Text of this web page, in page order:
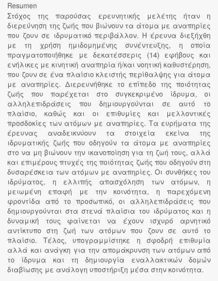
Resumen
Στόχος της παρούσας ερευνητικής μελέτης ήταν η
διερεύνηση της ζωής που βιώνουν τα άτομα με αναπηρίες
που ζουν σε ιδρυματικό περιβάλλον. Η έρευνα διεξήχθη
με τη χρήση ημιδομημένης συνέντευξης, η οποία
πραγματοποιήθηκε με δεκατέσσερις (14) εφήβους και
ενήλικες με κινητική αναπηρία ή/και νοητική καθυστέρηση,
που ζουν σε ένα πλαίσιο κλειστής περίθαλψης για άτομα
με αναπηρίες. Διερευνήθηκε το επίπεδο της ποιότητας
ζωής που παρέχεται στο συγκεκριμένο ίδρυμα, οι
αλληλεπιδράσεις που δημιουργούνται σε αυτό το
πλαίσιο, καθώς και οι επιθυμίες και μελλοντικές
προσδοκίες των ατόμων με αναπηρίες. Τα ευρήματα της
έρευνας αναδεικνύουν τα στοιχεία εκείνα της
ιδρυματικής ζωής που οδηγούν τα άτομα με αναπηρίες
στο να μη βιώνουν την ικανοποίηση για τη ζωή τους, αλλά
και επιμέρους πτυχές της ποιότητας ζωής που οδηγούν στη
δυσαρέσκεια των ατόμων με αναπηρίες. Οι συνθήκες του
ιδρύματος, η ελλιπής απασχόληση των ατόμων, η
μειωμένη επαφή με την κοινότητα, η παρεχόμενη
φροντίδα από το προσωπικό, οι αλληλεπιδράσεις που
δημιουργούνται στα στενά πλαίσια του ιδρύματος και η
δυναμική τους φαίνεται να έχουν ισχυρό αρνητικό
αντίκτυπο στη ζωή των ατόμων που ζουν σε αυτό το
πλαίσιο. Τέλος, υπογραμμίστηκε η σφοδρή επιθυμία
αλλά και ανάγκη για την απομάκρυνση των ατόμων από
το ίδρυμα και τη δημιουργία εναλλακτικών δομών
διαβίωσης με ανάλογη υποστήριξη μέσα στην κοινότητα.